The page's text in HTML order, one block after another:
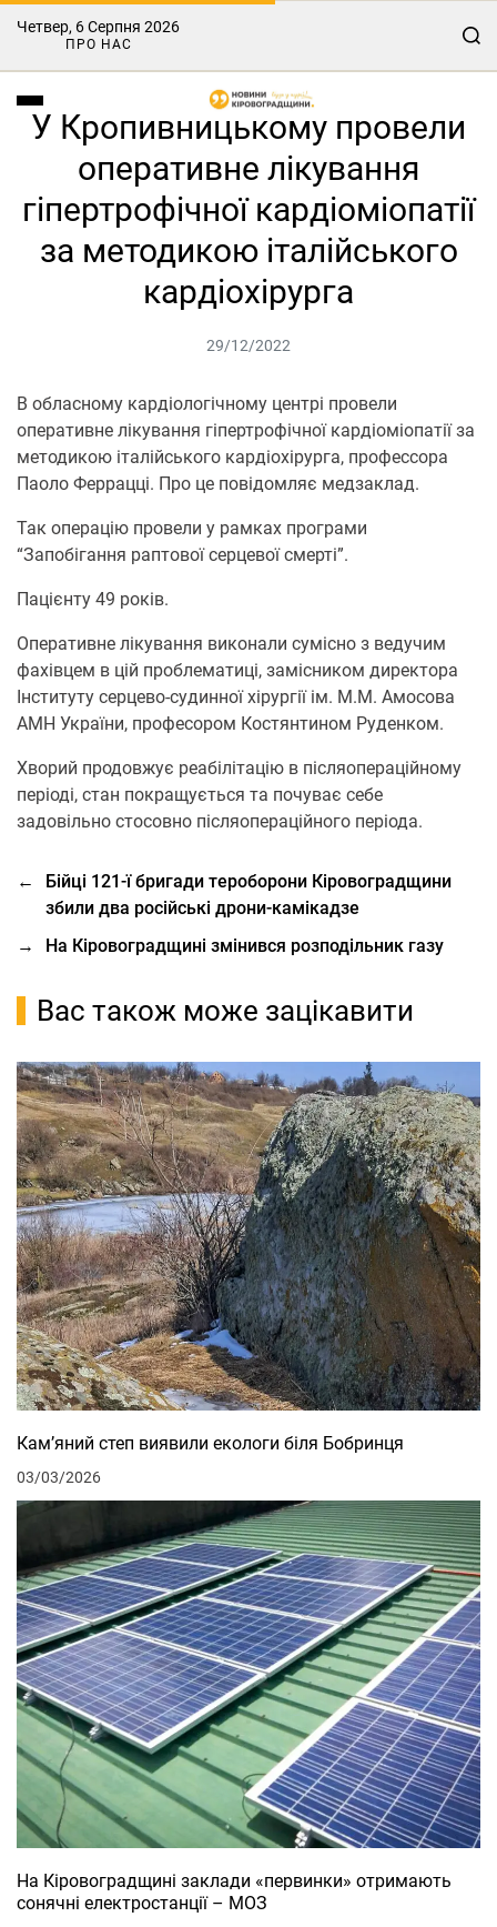
Четвер, 6 Серпня 2026
ПРО НАС
У Кропивницькому провели
оперативне лікування
гіпертрофічної кардіоміопатії
за методикою італійського
кардіохірурга
29/12/2022
В обласному кардіологічному центрі провели
оперативне лікування гіпертрофічної кардіоміопатії за
методикою італійського кардіохірурга, профессора
Паоло Феррацці. Про це повідомляє медзаклад.
Так операцію провели у рамках програми
“Запобігання раптової серцевої смерті”.
Пацієнту 49 років.
Оперативне лікування виконали сумісно з ведучим
фахівцем в цій проблематиці, замісником директора
Інституту серцево-судинної хірургії ім. М.М. Амосова
АМН України, професором Костянтином Руденком.
Хворий продовжує реабілітацію в післяопераційному
періоді, стан покращується та почуває себе
задовільно стосовно післяопераційного періода.
←
Бійці 121-ї бригади тероборони Кіровоградщини
збили два російські дрони-камікадзе
→
На Кіровоградщині змінився розподільник газу
Вас також може зацікавити
Кам’яний степ виявили екологи біля Бобринця
03/03/2026
На Кіровоградщині заклади «первинки» отримають
сонячні електростанції – МОЗ